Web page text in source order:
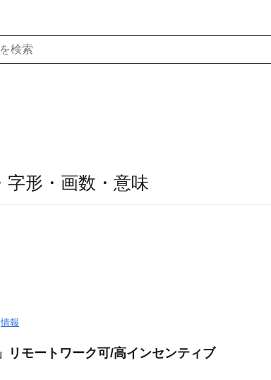
字形・画数・意味
情報
リモートワーク可/高インセンティブ